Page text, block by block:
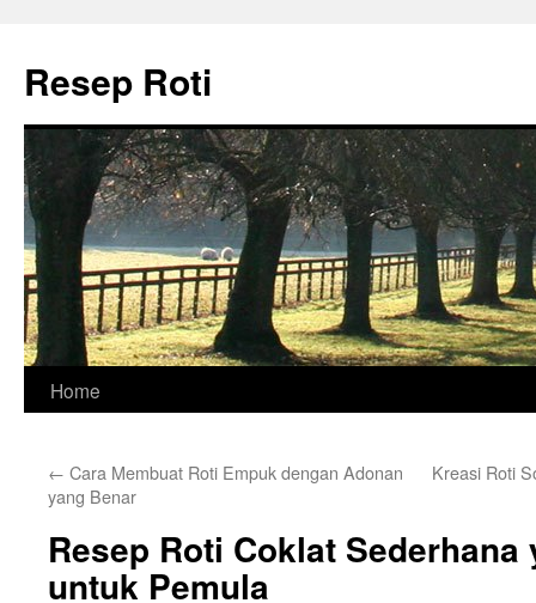
content
Resep Roti
Home
← Cara Membuat Roti Empuk dengan Adonan
yang Benar
Kreasi Roti
Resep Roti Coklat Sederhana
untuk Pemula